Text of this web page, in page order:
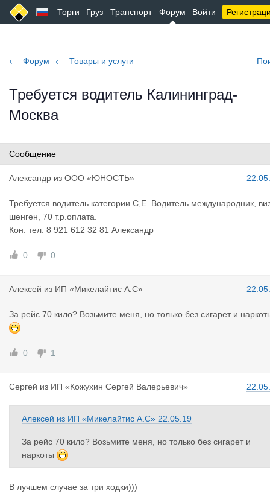
Торги Груз Транспорт Форум Войти
Форум Товары и услуги
Требуется водитель Калининград-
Москва
Сообщение
Александр из ООО «ЮНОСТЬ»
Требуется водитель категории С,Е. Водитель международник,
шенген, 70 т.р.оплата.
Кон. тел. 8 921 612 32 81 Александр
0 0
Алексей из ИП «Микелайтис А.С»
За рейс 70 кило? Возьмите меня, но только без сигарет и
0 1
Сергей из ИП «Кожухин Сергей Валерьевич»
Алексей из ИП «Микелайтис А.С» 22.05.19
За рейс 70 кило? Возьмите меня, но только без сигарет и
наркоты
В лучшем случае за три ходки)))